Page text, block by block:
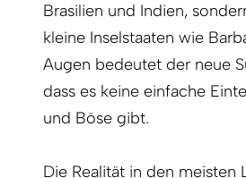
Brasilien und Indien,
kleine Inselstaaten wie
Augen bedeutet der neue
dass es keine einfache
und Böse gibt.
Die Realität in den meisten